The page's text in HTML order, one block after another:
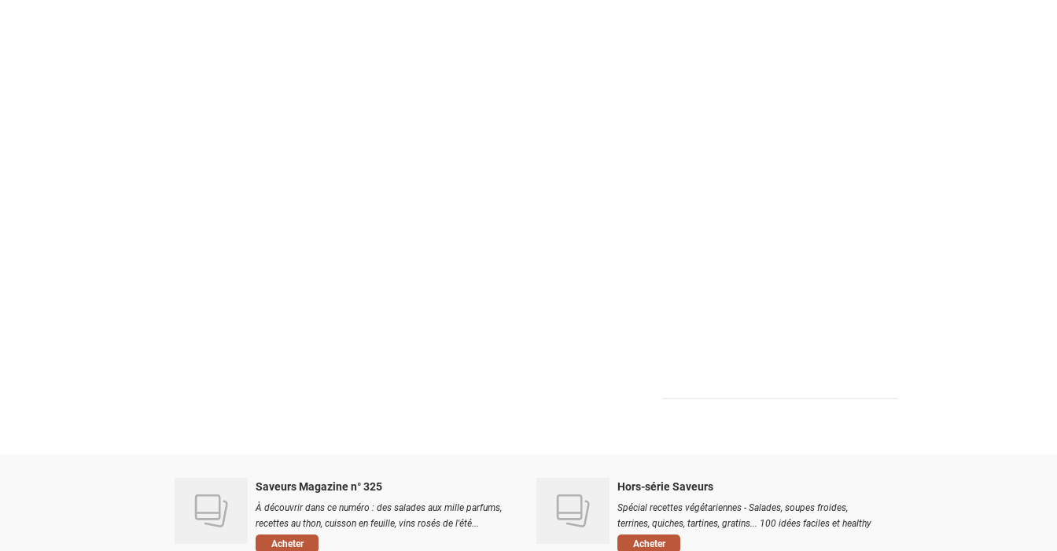
Saveurs Magazine n° 325
À découvrir dans ce numéro : des salades aux mille parfums,
recettes au thon, cuisson en feuille, vins rosés de l'été...
Acheter
Hors-série Saveurs
Spécial recettes végétariennes - Salades, soupes froides,
terrines, quiches, tartines, gratins... 100 idées faciles et healthy
Acheter